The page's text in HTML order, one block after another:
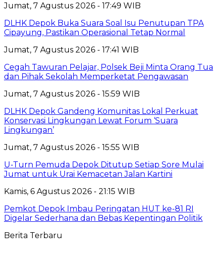
Jumat, 7 Agustus 2026 - 17:49 WIB
DLHK Depok Buka Suara Soal Isu Penutupan TPA
Cipayung, Pastikan Operasional Tetap Normal
Jumat, 7 Agustus 2026 - 17:41 WIB
Cegah Tawuran Pelajar, Polsek Beji Minta Orang Tua
dan Pihak Sekolah Memperketat Pengawasan
Jumat, 7 Agustus 2026 - 15:59 WIB
DLHK Depok Gandeng Komunitas Lokal Perkuat
Konservasi Lingkungan Lewat Forum ‘Suara
Lingkungan’
Jumat, 7 Agustus 2026 - 15:55 WIB
U-Turn Pemuda Depok Ditutup Setiap Sore Mulai
Jumat untuk Urai Kemacetan Jalan Kartini
Kamis, 6 Agustus 2026 - 21:15 WIB
Pemkot Depok Imbau Peringatan HUT ke-81 RI
Digelar Sederhana dan Bebas Kepentingan Politik
Berita Terbaru